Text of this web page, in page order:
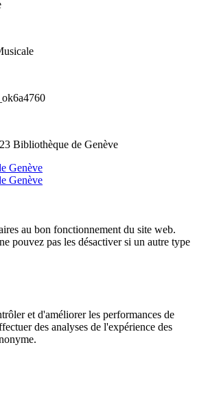
Bibliothèque de Genève
au bon fonctionnement du site web.
pouvez pas les désactiver si un autre type
et d'améliorer les performances de
des analyses de l'expérience des